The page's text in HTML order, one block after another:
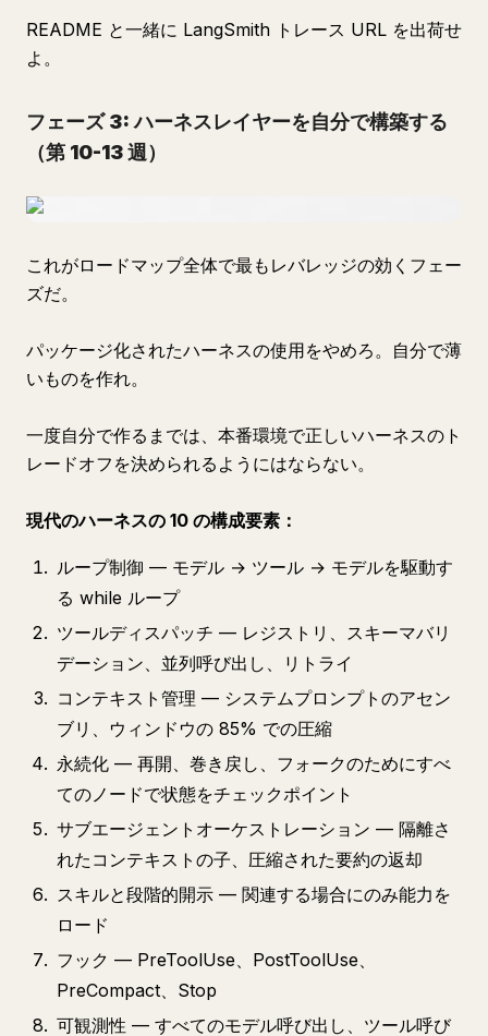
README と一緒に LangSmith トレース URL を出荷せ
よ。
フェーズ 3: ハーネスレイヤーを自分で構築する
（第 10-13 週）
これがロードマップ全体で最もレバレッジの効くフェー
ズだ。
パッケージ化されたハーネスの使用をやめろ。自分で薄
いものを作れ。
一度自分で作るまでは、本番環境で正しいハーネスのト
レードオフを決められるようにはならない。
現代のハーネスの 10 の構成要素：
ループ制御 — モデル → ツール → モデルを駆動す
る while ループ
ツールディスパッチ — レジストリ、スキーマバリ
デーション、並列呼び出し、リトライ
コンテキスト管理 — システムプロンプトのアセン
ブリ、ウィンドウの 85% での圧縮
永続化 — 再開、巻き戻し、フォークのためにすべ
てのノードで状態をチェックポイント
サブエージェントオーケストレーション — 隔離さ
れたコンテキストの子、圧縮された要約の返却
スキルと段階的開示 — 関連する場合にのみ能力を
ロード
フック — PreToolUse、PostToolUse、
PreCompact、Stop
可観測性 — すべてのモデル呼び出し、ツール呼び